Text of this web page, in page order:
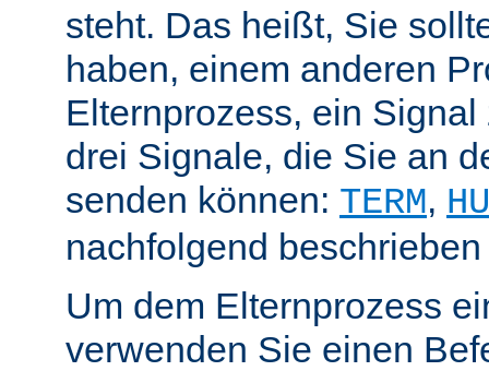
steht. Das heißt, Sie
haben, einem anderen
Elternprozess, ein
drei Signale, die Sie an
senden können: TERM,
nachfolgend
Um dem Elternprozess
verwenden Sie einen